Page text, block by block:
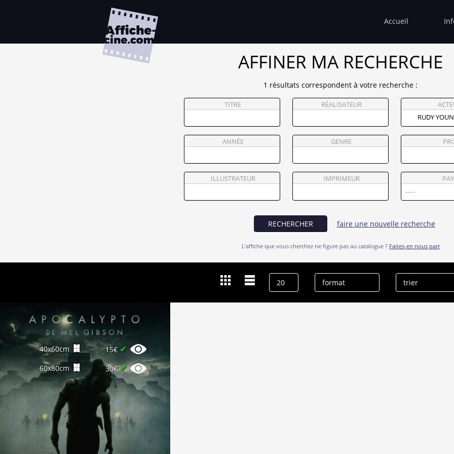
Accueil
AFFINER MA RECHERCHE
1 résultats correspondent à votre recherche :
TITRE RÉALISATEUR
ANNÉE GENRE
ILLUSTRATEUR IMPRIMEUR
RECHERCHER faire une nouvelle recherche
L’affiche que vous cherchez ne figure pas au catalogue ? Faites-en nous part
Rudy Youngblood
effacer l’historique
40x60cm 15€ ✔
60x80cm 30€✔